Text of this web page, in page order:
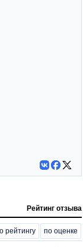
Рейтинг отзыва
рейтингу по оценке